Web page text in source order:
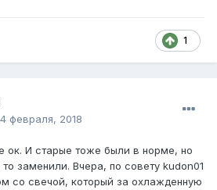
1
февраля, 2018
ок. И старые тоже были в норме, но
заменили. Вчера, по совету kudon01
со свечой, который за охлажденную